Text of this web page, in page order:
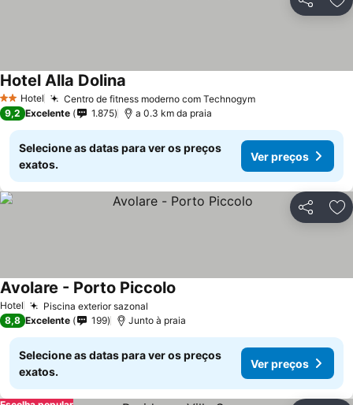
Partilhar
2 Estrelas
Hotel Centro de fitness moderno com TechnogymVer preços
Hotel Alla Dolina
9,2 Excelente 1.875 a 0.3 km da praia
Selecione as datas para ver os preços
exatos.
Ver preços
Partilhar
Hotel Piscina exterior sazonal
Avolare - Porto Piccolo
8,8 Excelente 199 Junto à praia
Selecione as datas para ver os preços
exatos.
Ver preços